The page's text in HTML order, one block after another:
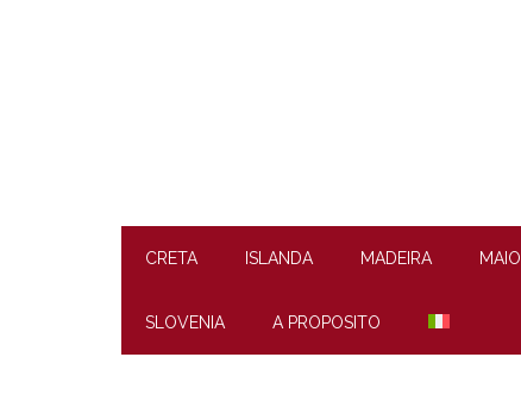
CRETA ISLANDA MADEIRA
SLOVENIA A PROPOSITO